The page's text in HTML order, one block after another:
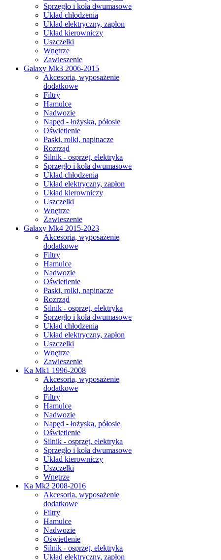
Sprzęgło i koła dwumasowe
Układ chłodzenia
Układ elektryczny, zapłon
Układ kierowniczy
Uszczelki
Wnętrze
Zawieszenie
Galaxy Mk3 2006-2015
Akcesoria, wyposażenie
dodatkowe
Filtry
Hamulce
Nadwozie
Napęd - łożyska, półosie
Oświetlenie
Paski, rolki, napinacze
Rozrząd
Silnik - osprzęt, elektryka
Sprzęgło i koła dwumasowe
Układ chłodzenia
Układ elektryczny, zapłon
Układ kierowniczy
Uszczelki
Wnętrze
Zawieszenie
Galaxy Mk4 2015-2023
Akcesoria, wyposażenie
dodatkowe
Filtry
Hamulce
Nadwozie
Oświetlenie
Paski, rolki, napinacze
Rozrząd
Silnik - osprzęt, elektryka
Sprzęgło i koła dwumasowe
Układ chłodzenia
Układ elektryczny, zapłon
Uszczelki
Wnętrze
Zawieszenie
Ka Mk1 1996-2008
Akcesoria, wyposażenie
dodatkowe
Filtry
Hamulce
Nadwozie
Napęd - łożyska, półosie
Oświetlenie
Silnik - osprzęt, elektryka
Sprzęgło i koła dwumasowe
Układ kierowniczy
Uszczelki
Wnętrze
Ka Mk2 2008-2016
Akcesoria, wyposażenie
dodatkowe
Filtry
Hamulce
Nadwozie
Oświetlenie
Silnik - osprzęt, elektryka
Układ elektryczny, zapłon